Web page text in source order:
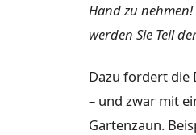
Hand zu
werden Sie Teil
Dazu fordert die
– und zwar mit
Gartenzaun.